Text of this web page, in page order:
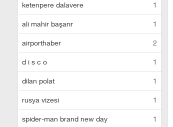
ketenpere dalavere 1
ali mahir başarır 1
airporthaber 2
d i s c o 1
dilan polat 1
rusya vizesi 1
spider-man brand new day 1